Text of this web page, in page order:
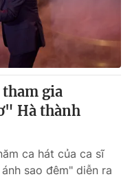
gia
Hà thành
ca hát của ca sĩ
sao đêm" diễn ra